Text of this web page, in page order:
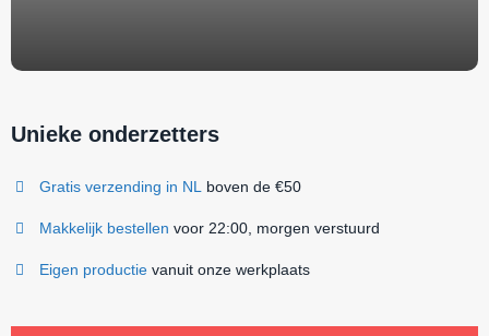
Unieke onderzetters
Gratis verzending in NL boven de €50
Makkelijk bestellen voor 22:00, morgen verstuurd
Eigen productie vanuit onze werkplaats